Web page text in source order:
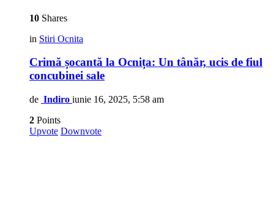
10 Shares
in Stiri Ocnita
Crimă șocantă la Ocnița: Un tânăr, ucis de fiul
concubinei sale
de Indiro iunie 16, 2025, 5:58 am
2 Points
Upvote Downvote